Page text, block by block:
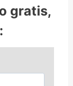
gratis,